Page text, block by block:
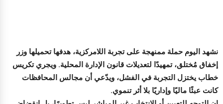
نشهد اليوم حملة ممنهجة على تجربة اللامركزية، هدفها تحميلها وزر
إخفاق مُختلق، تمهيدًا لتعديلات قانون الإدارة المحلية. ويجري تكريس
خطاب يختزل التجربة في الفشل، ويدّعي أن مجالس المحافظات
كانت عبئًا ماليًا وإداريًا بلا أثر تنموي.